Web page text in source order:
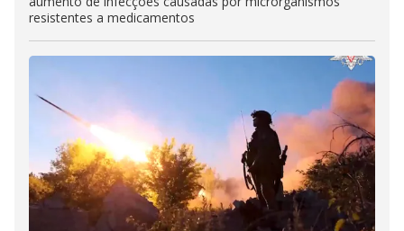
resistentes a medicamentos